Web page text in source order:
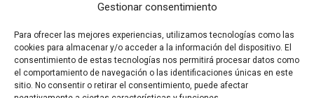
Gestionar consentimiento
Para ofrecer las mejores experiencias, utilizamos tecnologías como las
cookies para almacenar y/o acceder a la información del dispositivo. El
consentimiento de estas tecnologías nos permitirá procesar datos como
el comportamiento de navegación o las identificaciones únicas en este
sitio. No consentir o retirar el consentimiento, puede afectar